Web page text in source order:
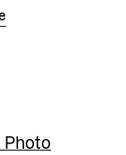
Photo